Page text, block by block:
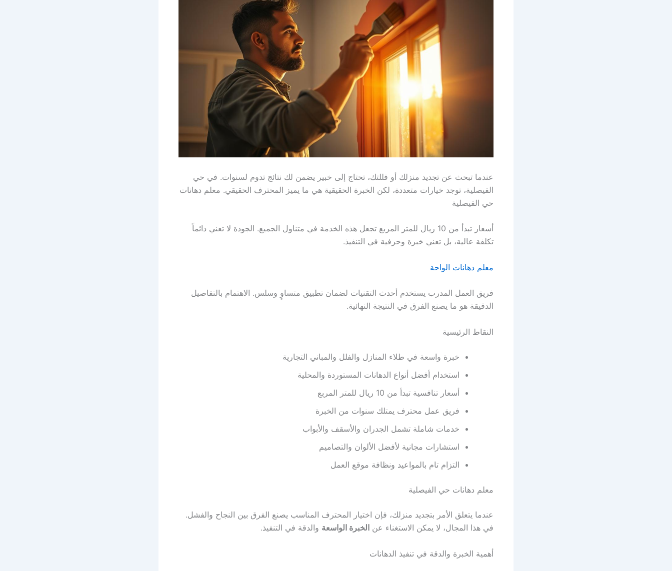
عندما تبحث عن تجديد منزلك أو فللتك، تحتاج إلى خبير يضمن لك نتائج تدوم لسنوات. في حي
الفيصلية، توجد خيارات متعددة، لكن الخبرة الحقيقية هي ما يميز المحترف الحقيقي. معلم دهانات
حي الفيصلية
أسعار تبدأ من 10 ريال للمتر المربع تجعل هذه الخدمة في متناول الجميع. الجودة لا تعني دائماً
تكلفة عالية، بل تعني خبرة وحرفية في التنفيذ.
معلم دهانات الواحة
فريق العمل المدرب يستخدم أحدث التقنيات لضمان تطبيق متساوٍ وسلس. الاهتمام بالتفاصيل
الدقيقة هو ما يصنع الفرق في النتيجة النهائية.
النقاط الرئيسية
خبرة واسعة في طلاء المنازل والفلل والمباني التجارية
استخدام أفضل أنواع الدهانات المستوردة والمحلية
أسعار تنافسية تبدأ من 10 ريال للمتر المربع
فريق عمل محترف يمتلك سنوات من الخبرة
خدمات شاملة تشمل الجدران والأسقف والأبواب
استشارات مجانية لأفضل الألوان والتصاميم
التزام تام بالمواعيد ونظافة موقع العمل
معلم دهانات حي الفيصلية
عندما يتعلق الأمر بتجديد منزلك، فإن اختيار المحترف المناسب يصنع الفرق بين النجاح والفشل.
في هذا المجال، لا يمكن الاستغناء عن الخبرة الواسعة والدقة في التنفيذ.
أهمية الخبرة والدقة في تنفيذ الدهانات